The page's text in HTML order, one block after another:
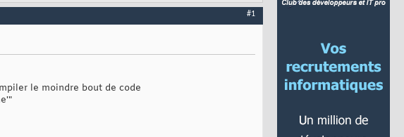
#1
le moindre bout de code